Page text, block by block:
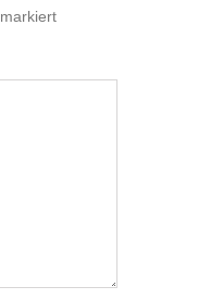
markiert